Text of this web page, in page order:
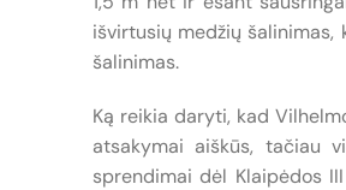
išvirtusių medžių
šalinimas.
Ką reikia daryti, kad
atsakymai aiškūs, tačiau
sprendimai dėl Klaipėdos